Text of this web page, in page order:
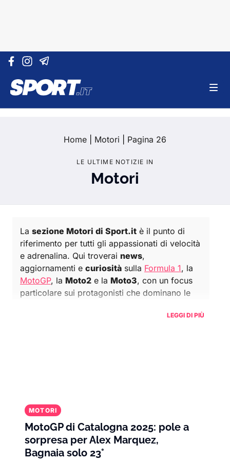
Vai al contenuto
LE ULTIME NOTIZIE IN
Motori
Home Motori Pagina 26
La sezione Motori di Sport.it è il punto di
riferimento per tutti gli appassionati di velocità
e adrenalina. Qui troverai news,
aggiornamenti e curiosità sulla Formula 1, la
MotoGP, la Moto2 e la Moto3, con un focus
particolare sui protagonisti che dominano le
puoi rimanere sempre aggiornato sui risultati,
le classifiche e le novità tecniche che fanno la
differenza.
Se la tua passione è su
LEGGI DI PIÙ
MOTORI
MotoGP di Catalogna 2025: pole a
sorpresa per Alex Marquez,
Bagnaia solo 23°